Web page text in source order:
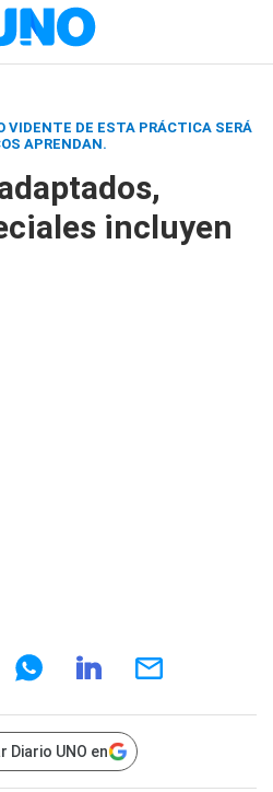
VIDENTE DE ESTA PRÁCTICA SERÁ
APRENDAN.
incluyen
Diario UNO en